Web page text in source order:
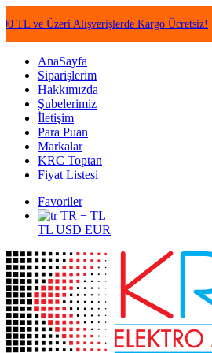
Alışverişlerde Kargo Ücretsiz! •
AnaSayfa
Siparişlerim
Hakkımızda
Şubelerimiz
İletişim
Para Puan
Markalar
KRC Toptan
Fiyat Listesi
Favoriler
TR − TL
TL USD EUR